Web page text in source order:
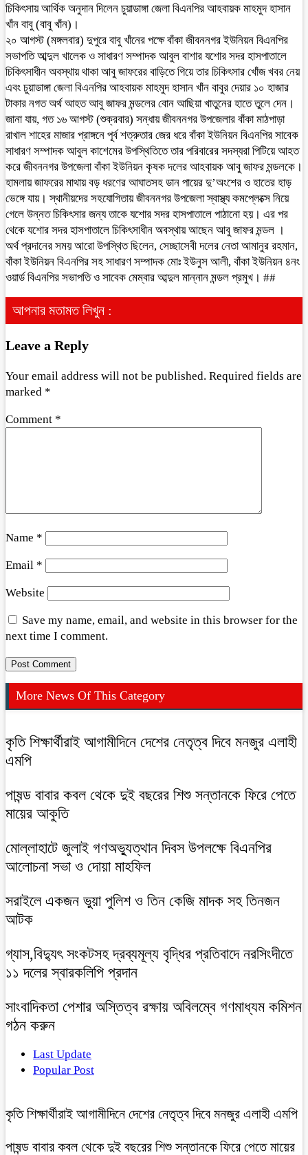
চিকিৎসায় আর্থিক অনুদান দিলেন চুয়াডাঙ্গা জেলা বিএনপির আহবায়ক মাহমুদ হাসান
খাঁন বাবু (বাবু খাঁন)।
২০ আগস্ট (মঙ্গলবার) দুপুরে বাবু খাঁনের পক্ষে বাঁকা জীবননগর ইউনিয়ন বিএনপির
সভাপতি আব্দুল খালেক ও সাধারণ সম্পাদক আবুল বাশার যশোর সদর হাসপাতালে
চিকিৎসাধীন অবস্থায় থাকা আবু জাফরের বাড়িতে গিয়ে তার চিকিৎসার খোঁজ খবর নেয়
এবং চুয়াডাঙ্গা জেলা বিএনপির আহবায়ক মাহমুদ হাসান খাঁন বাবুর দেয়ার ১০ হাজার
টাকার নগত অর্থ আহত আবু জাফর মন্ডলের বোন আছিয়া খাতুনের হাতে তুলে দেন।
জানা যায়, গত ১৬ আগস্ট (শুক্রবার) সন্ধায় জীবননগর উপজেলার বাঁকা মাঠপাড়া
রাখাল শাহের মাজার প্রাঙ্গনে পূর্ব শত্রুতার জের ধরে বাঁকা ইউনিয়ন বিএনপির সাবেক
সাধারণ সম্পাদক আবুল কাশেমের উপস্থিতিতে তার পরিবারের সদস্যরা পিটিয়ে আহত
করে জীবননগর উপজেলা বাঁকা ইউনিয়ন কৃষক দলের আহবায়ক আবু জাফর মন্ডলকে।
হামলায় জাফরের মাথায় বড় ধরণের আঘাতসহ ডান পায়ের দু’অংশের ও হাতের হাড়
ভেঙ্গে যায়। স্থানীয়দের সহযোগিতায় জীবননগর উপজেলা স্বাস্থ্য কমপ্লেক্সে নিয়ে
গেলে উন্নত চিকিৎসার জন্য তাকে যশোর সদর হাসপাতালে পাঠানো হয়। এর পর
থেকে যশোর সদর হাসপাতালে চিকিৎসাধীন অবস্থায় আছেন আবু জাফর মন্ডল ।
অর্থ প্রদানের সময় আরো উপস্থিত ছিলেন, সেচ্ছাসেবী দলের নেতা আমানুর রহমান,
বাঁকা ইউনিয়ন বিএনপির সহ সাধারণ সম্পাদক মোঃ ইউনুস আলী, বাঁকা ইউনিয়ন ৪নং
ওয়ার্ড বিএনপির সভাপতি ও সাবেক মেম্বার আব্দুল মান্নান মন্ডল প্রমুখ। ##
আপনার মতামত লিখুন :
Leave a Reply
Your email address will not be published. Required fields are
marked *
Comment *
Name *
Email *
Website
Save my name, email, and website in this browser for the
next time I comment.
More News Of This Category
কৃতি শিক্ষার্থীরাই আগামীদিনে দেশের নেতৃত্ব দিবে মনজুর এলাহী
এমপি
পাষন্ড বাবার কবল থেকে দুই বছরের শিশু সন্তানকে ফিরে পেতে
মায়ের আকুতি
মোল্লাহাটে জুলাই গণঅভ্যুত্থান দিবস উপলক্ষে বিএনপির
আলোচনা সভা ও দোয়া মাহফিল
সরাইলে একজন ভুয়া পুলিশ ও তিন কেজি মাদক সহ তিনজন
আটক
গ্যাস,বিদ্যুৎ সংকটসহ দ্রব্যমূল্য বৃদ্ধির প্রতিবাদে নরসিংদীতে
১১ দলের স্বারকলিপি প্রদান
সাংবাদিকতা পেশার অস্তিত্ব রক্ষায় অবিলম্বে গণমাধ্যম কমিশন
গঠন করুন
Last Update
Popular Post
কৃতি শিক্ষার্থীরাই আগামীদিনে দেশের নেতৃত্ব দিবে মনজুর এলাহী এমপি
পাষন্ড বাবার কবল থেকে দুই বছরের শিশু সন্তানকে ফিরে পেতে মায়ের